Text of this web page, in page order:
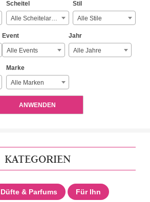
Scheitel
Alle Scheitelarten
Stil
Alle Stile
Event
Alle Events
Jahr
Alle Jahre
Marke
Alle Marken
ANWENDEN
KATEGORIEN
Düfte & Parfums Für Ihn